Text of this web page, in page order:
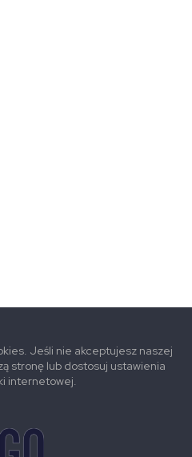
Jeśli nie akceptujesz naszej
stronę lub dostosuj ustawienia
internetowej.